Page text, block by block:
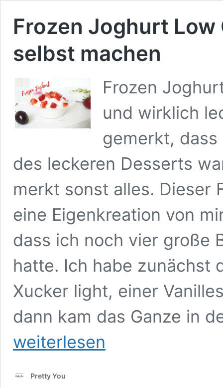
Frozen Joghurt
selbst machen
Frozen
und wirklich
gemerkt, dass
des leckeren Desserts
merkt sonst alles. Dieser
eine Eigenkreation von
dass ich noch vier große
hatte. Ich habe zunächst
Xucker light, einer
dann kam das Ganze in
weiterlesen
Pretty You